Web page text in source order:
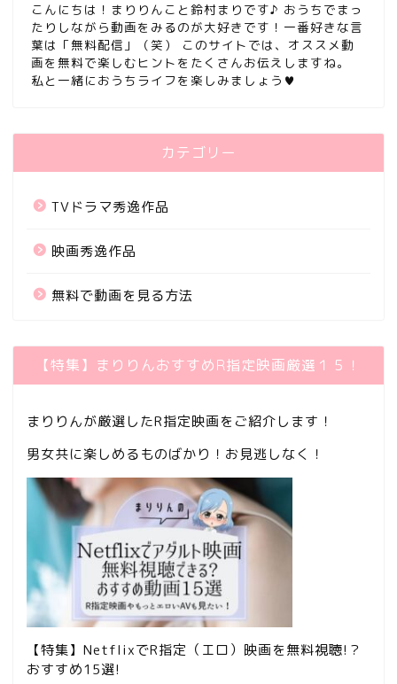
こんにちは！まりりんこと鈴村まりです♪ おうちでまっ
たりしながら動画をみるのが大好きです！一番好きな言
葉は「無料配信」（笑） このサイトでは、オススメ動
画を無料で楽しむヒントをたくさんお伝えしますね。
私と一緒におうちライフを楽しみましょう♥
カテゴリー
TVドラマ秀逸作品
映画秀逸作品
無料で動画を見る方法
【特集】まりりんおすすめR指定映画厳選１５！
まりりんが厳選したR指定映画をご紹介します！
男女共に楽しめるものばかり！お見逃しなく！
【特集】NetflixでR指定（エロ）映画を無料視聴!？
おすすめ15選!